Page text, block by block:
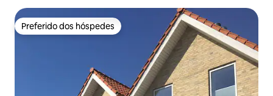
Preferido dos hóspedes
Preferido dos hóspedes